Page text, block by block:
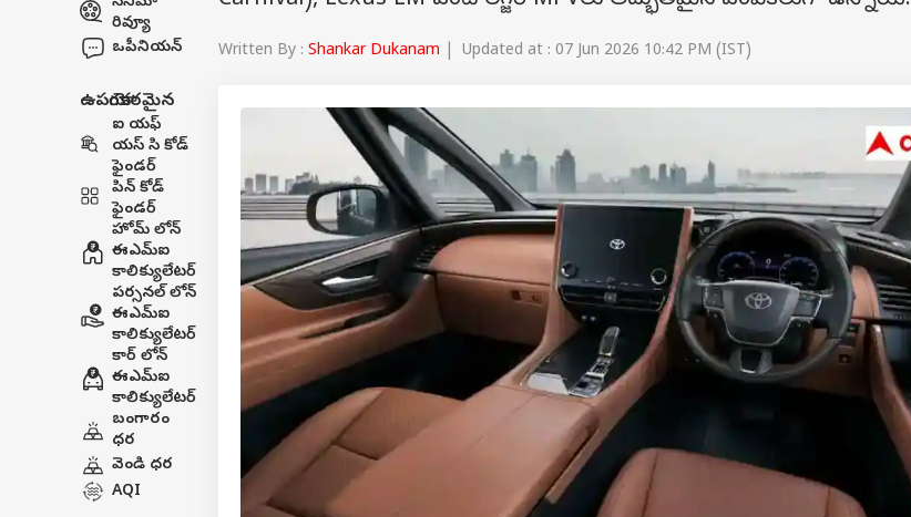
రివ్యూ
ఒపీనియన్
ఉపయోగకరమైన
ఐ యఫ్
యస్ సి కోడ్
ఫైండర్
పిన్ కోడ్
ఫైండర్
హోమ్ లోన్
ఈఎమ్ఐ
కాలిక్యులేటర్
పర్సనల్ లోన్
ఈఎమ్ఐ
కాలిక్యులేటర్
కార్ లోన్
ఈఎమ్ఐ
కాలిక్యులేటర్
బంగారం
ధర
వెండి ధర
AQI
Written By : Shankar Dukanam | Updated at : 07 Jun 2026 10:42 PM (IST)